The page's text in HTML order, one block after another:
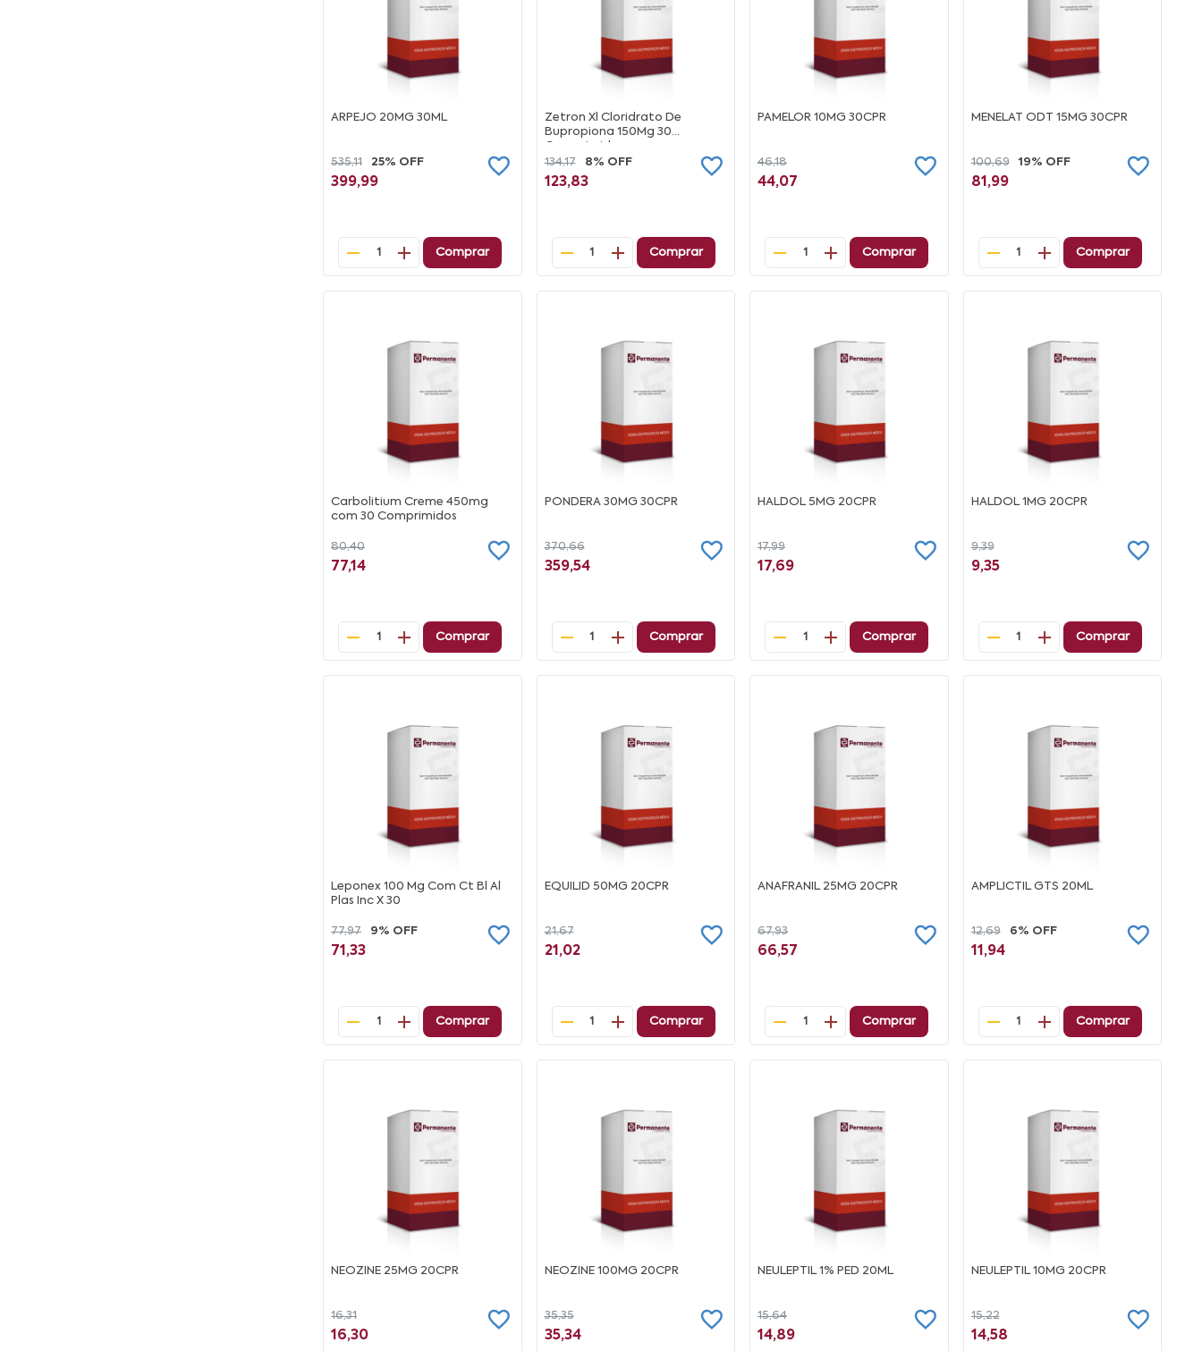
ARPEJO 20MG 30ML
535,11 25% OFF
399,99
1 Comprar
Zetron Xl Cloridrato De
Bupropiona 150Mg 30
Comprimidos
134,17
8% OFF
123,83
1 Comprar
PAMELOR 10MG 30CPR
46,18
44,07
1 Comprar
MENELAT ODT 15MG 30CPR
100,69 19% OFF
81,99
1 Comprar
Carbolitium Creme 450mg
com 30 Comprimidos
80,40
77,14
1 Comprar
PONDERA 30MG 30CPR
370,66
359,54
1 Comprar
HALDOL 5MG 20CPR
17,99
17,69
1 Comprar
HALDOL 1MG 20CPR
9,39
9,35
1 Comprar
Leponex 100 Mg Com Ct Bl Al
Plas Inc X 30
77,97 9% OFF
71,33
1 Comprar
EQUILID 50MG 20CPR
21,67
21,02
1 Comprar
ANAFRANIL 25MG 20CPR
67,93
66,57
1 Comprar
AMPLICTIL GTS 20ML
12,69 6% OFF
11,94
1 Comprar
NEOZINE 25MG 20CPR
16,31
16,30
NEOZINE 100MG 20CPR
35,35
35,34
NEULEPTIL 1% PED 20ML
15,64
14,89
NEULEPTIL 10MG 20CPR
15,22
14,58